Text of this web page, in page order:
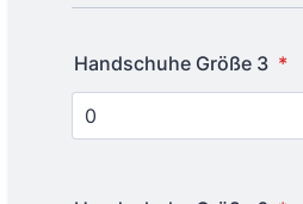
Handschuhe Größe 3 *